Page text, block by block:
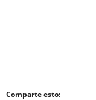
Comparte esto: